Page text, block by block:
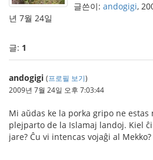
글쓴이: andogigi,
년 7월 24일
글: 1
andogigi (프로필 보기)
2009년 7월 24일 오후 7:03:44
Mi aŭdas ke la porka gripo ne
plejparto de la Islamaj landoj. Kiel
jare? Ĉu vi intencas vojaĝi al